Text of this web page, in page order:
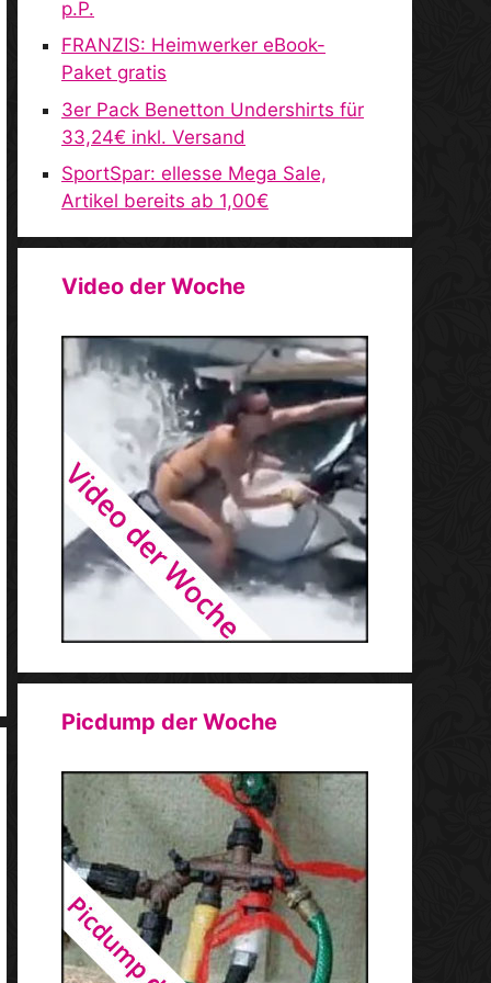
p.P.
FRANZIS: Heimwerker eBook-
Paket gratis
3er Pack Benetton Undershirts für
33,24€ inkl. Versand
SportSpar: ellesse Mega Sale,
Artikel bereits ab 1,00€
Video der Woche
Picdump der Woche